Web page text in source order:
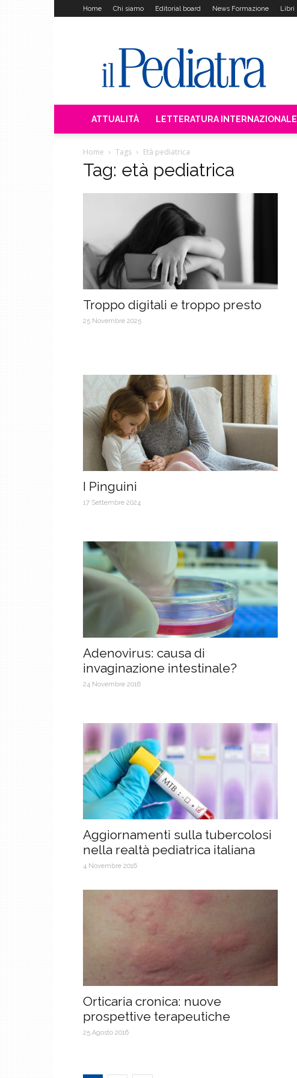
Home Chi siamo Editorial board News Formazione Libri
Pediatra
ATTUALITÀ LETTERATURA INTERNAZIONALE
Home Tags Età pediatrica
Tag: età pediatrica
Troppo digitali e troppo presto
25 Novembre 2025
I Pinguini
17 Settembre 2024
Adenovirus: causa di
invaginazione intestinale?
24 Novembre 2016
Aggiornamenti sulla tubercolosi
nella realtà pediatrica italiana
4 Novembre 2016
Orticaria cronica: nuove
prospettive terapeutiche
25 Agosto 2016